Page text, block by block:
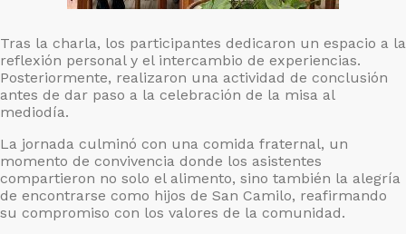
Tras la charla, los participantes dedicaron un espacio a la
reflexión personal y el intercambio de experiencias.
Posteriormente, realizaron una actividad de conclusión
antes de dar paso a la celebración de la misa al
mediodía.
La jornada culminó con una comida fraternal, un
momento de convivencia donde los asistentes
compartieron no solo el alimento, sino también la alegría
de encontrarse como hijos de San Camilo, reafirmando
su compromiso con los valores de la comunidad.